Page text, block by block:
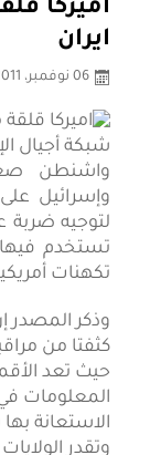
اميركا
ايران
06 نوفمبر، 2011 - 12:11am
شبكة أجيال
واشنطن
وإسرائيل
لتوجيه ضربة
تستخدم فيها
تكهنات
وذكر المصدر
كثفتا من
حيث تعد
المعلومات في
الاستعانة
وتقدر